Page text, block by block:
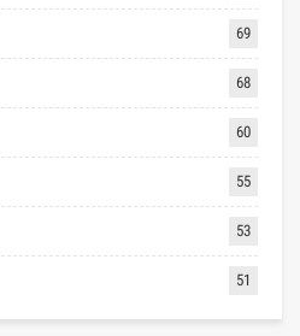
69
68
60
55
53
51